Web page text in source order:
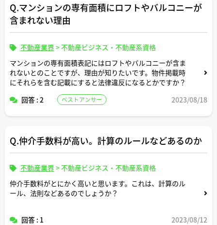
Q.マンションの専有面積にロフトやバルコニーが
含まれない理由
不動産業界>不動産ビジネス・不動産系資格
マンションの専有面積表記にはロフトやバルコニーが含ま
れないとのことですが、理由が知りたいです。物件掲載時
にそれらを含む記載にすると法律違反になるとかですか？
回答 : 2
ベストアンサー 2023/08/18
Q.仲介手数料が高い。計算のルールなどあるのか
不動産業界>不動産ビジネス・不動産系資格
仲介手数料がとにかく高いと思います。これは、計算のル
ール、法則などあるのでしょうか？
回答 : 1 2023/08/12